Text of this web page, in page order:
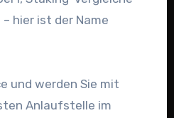
hier ist der Name
und werden Sie mit
Anlaufstelle im